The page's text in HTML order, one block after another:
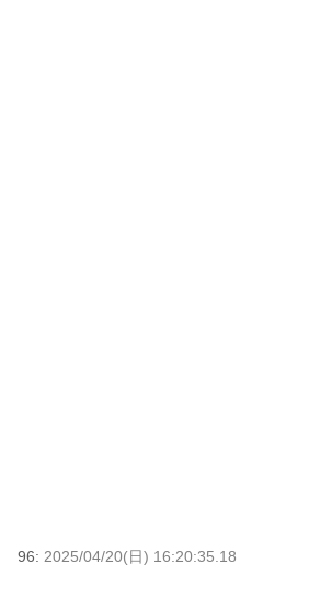
96: 2025/04/20(日) 16:20:35.18